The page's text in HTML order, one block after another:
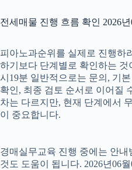
전세매물 진행 흐름 확인 2026
피아노과순위를 실제로 진행하
하기보다 단계별로 확인하는 것
시19분 일반적으로는 문의, 기
확인, 최종 검토 순서로 이어질
차는 다르지만, 현재 단계에서
이 중요합니다.
경매실무교육 진행 중에는 안
것도 도움이 됩니다. 2026년06